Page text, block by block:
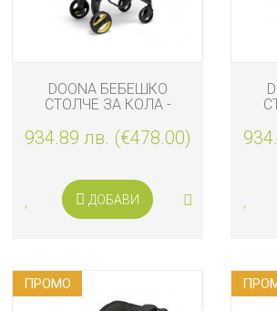
РОДИТЕЛИ
КОЗМЕТИКА
ДЕТСКИ
DOONA БЕБЕШКО
СТОЛЧЕ ЗА КОЛА -
SLATE GREEN
934.89 лв. (€478.00)
ДОБАВИ
ПРОМO